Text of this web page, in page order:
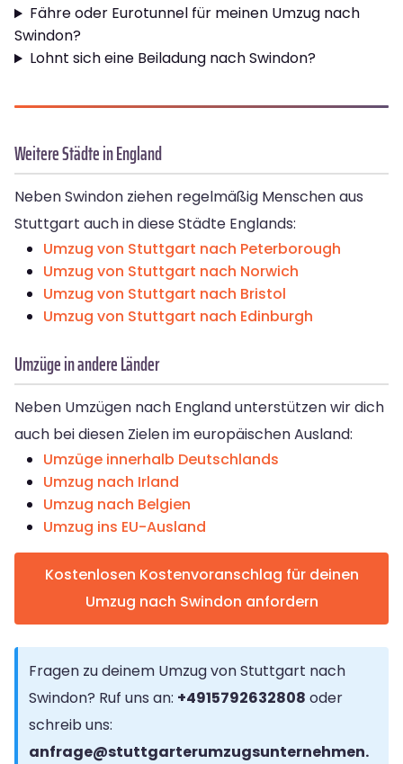
Fähre oder Eurotunnel für meinen Umzug nach
Swindon?
Lohnt sich eine Beiladung nach Swindon?
Weitere Städte in England
Neben Swindon ziehen regelmäßig Menschen aus
Stuttgart auch in diese Städte Englands:
Umzug von Stuttgart nach Peterborough
Umzug von Stuttgart nach Norwich
Umzug von Stuttgart nach Bristol
Umzug von Stuttgart nach Edinburgh
Umzüge in andere Länder
Neben Umzügen nach England unterstützen wir dich
auch bei diesen Zielen im europäischen Ausland:
Umzüge innerhalb Deutschlands
Umzug nach Irland
Umzug nach Belgien
Umzug ins EU-Ausland
Kostenlosen Kostenvoranschlag für deinen
Umzug nach Swindon anfordern
Fragen zu deinem Umzug von Stuttgart nach
Swindon? Ruf uns an: +4915792632808 oder
schreib uns:
anfrage@stuttgarterumzugsunternehmen.